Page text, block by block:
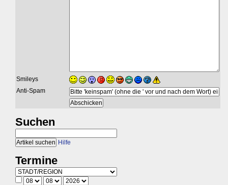
Smileys
Anti-Spam
Suchen
Hilfe
Termine